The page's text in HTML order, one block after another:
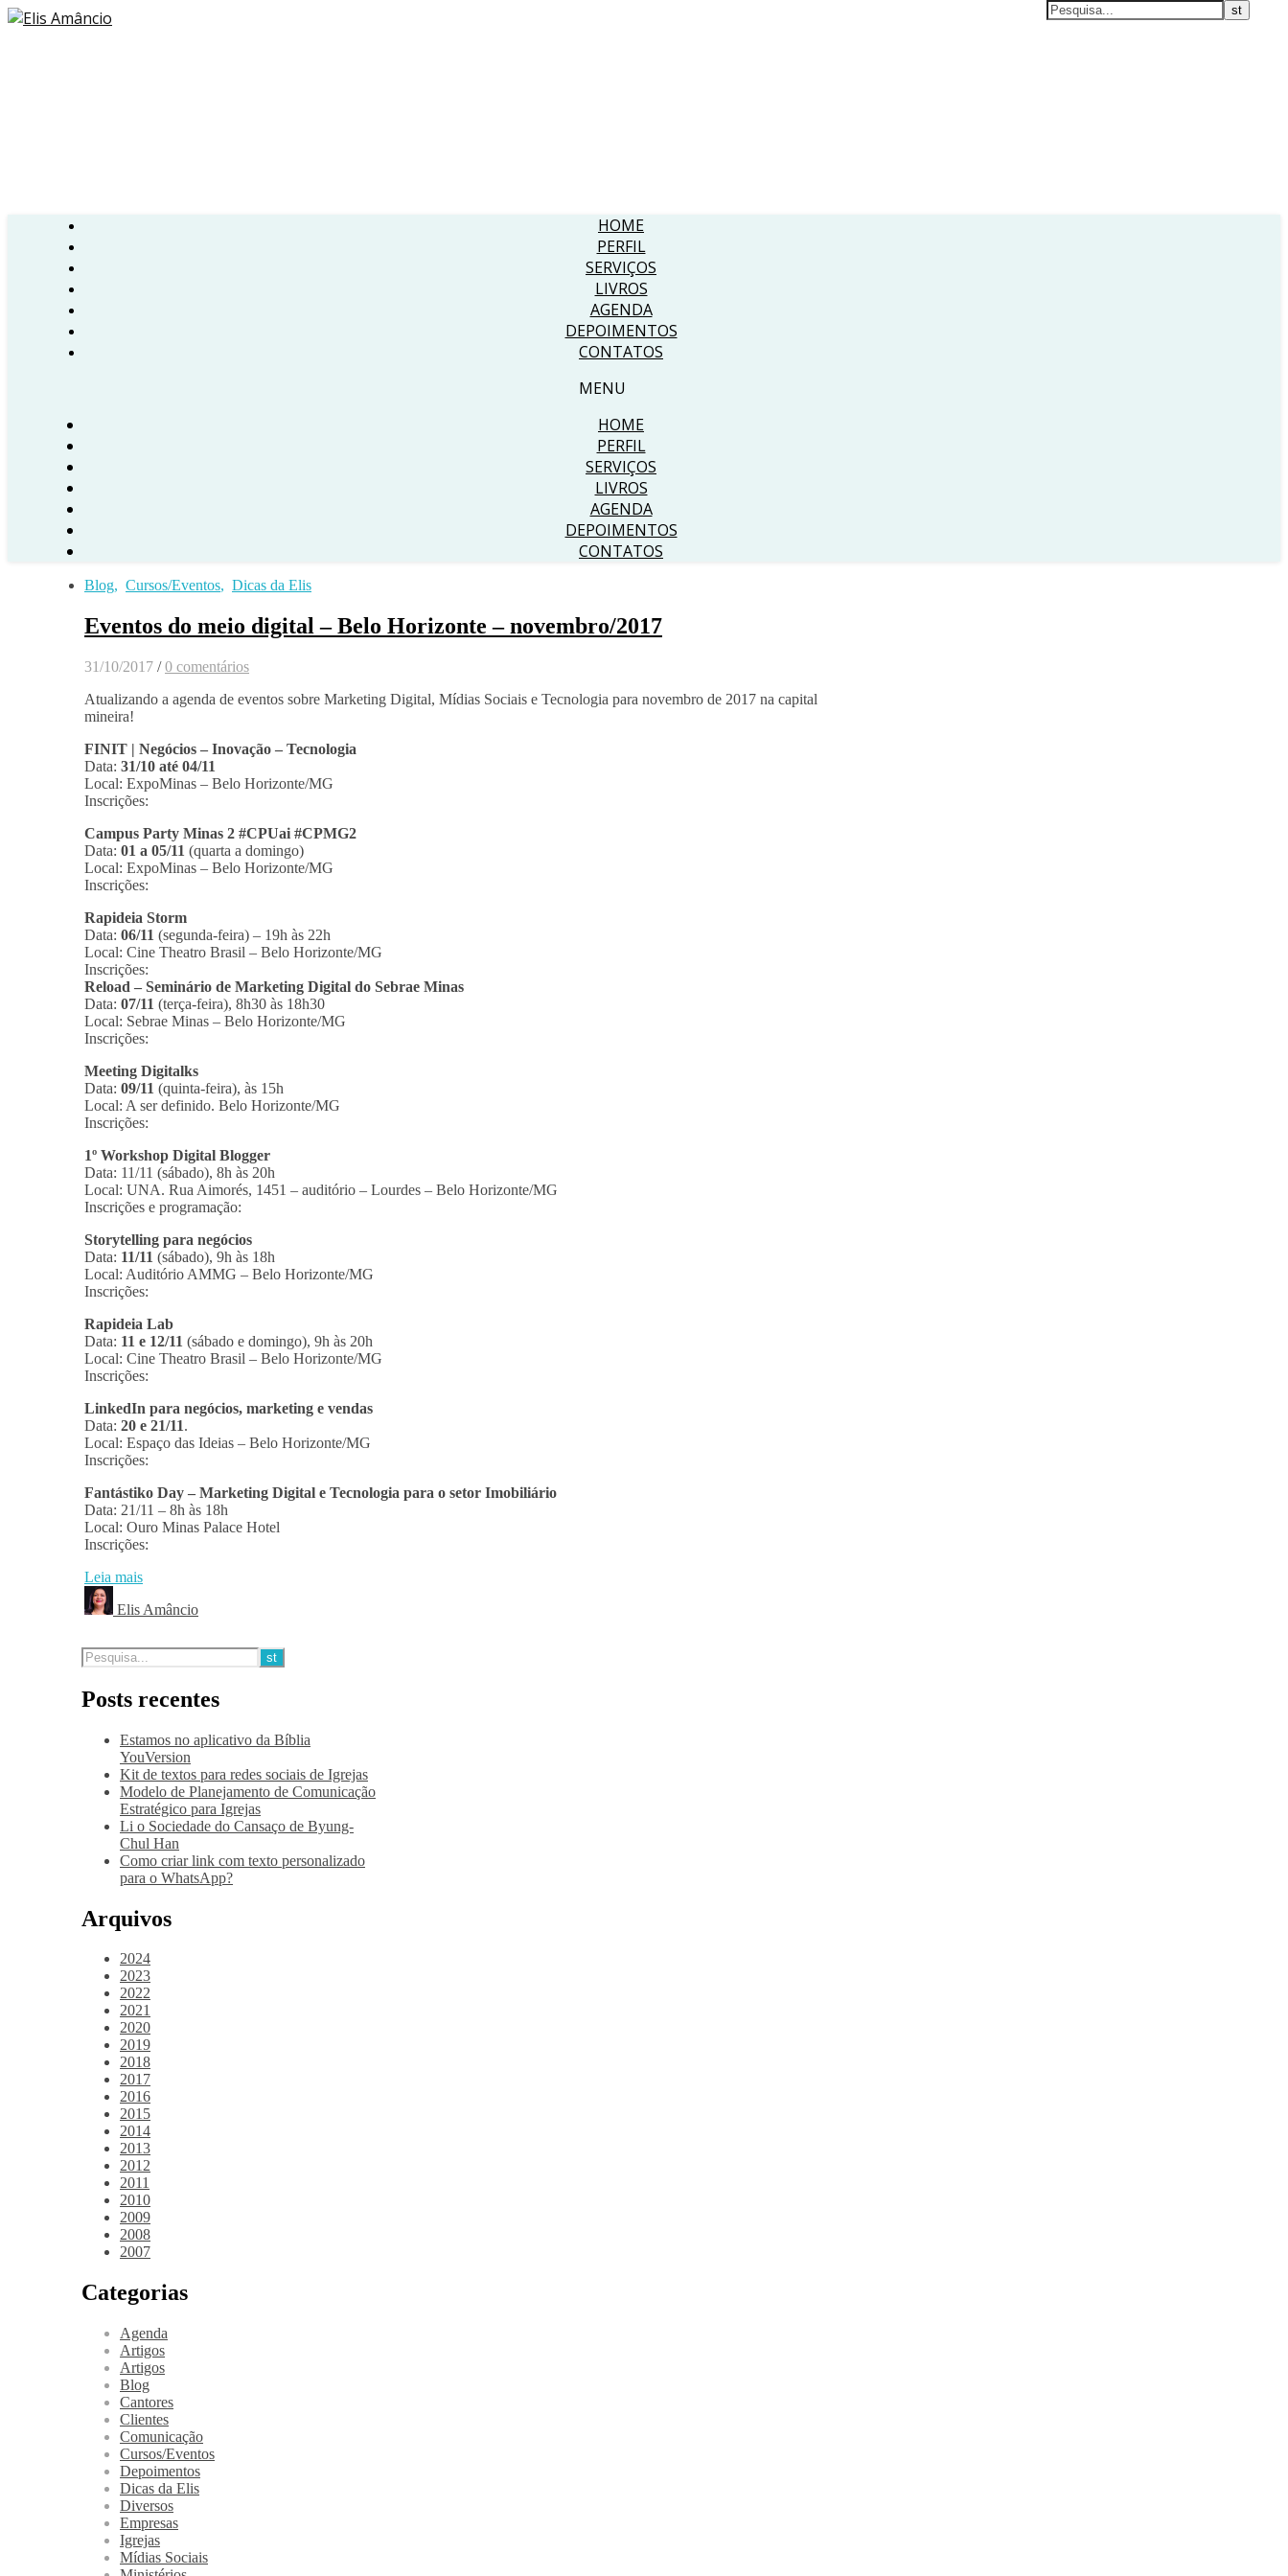
HOME
PERFIL
SERVIÇOS
LIVROS
AGENDA
DEPOIMENTOS
CONTATOS
MENU
HOME
PERFIL
SERVIÇOS
LIVROS
AGENDA
DEPOIMENTOS
CONTATOS
Blog, Cursos/Eventos, Dicas da Elis
Eventos do meio digital – Belo Horizonte – novembro/2017
31/10/2017 / 0 comentários
Atualizando a agenda de eventos sobre Marketing Digital, Mídias Sociais e Tecnologia para novembro de 2017 na capital
mineira!
FINIT | Negócios – Inovação – Tecnologia
Data: 31/10 até 04/11
Local: ExpoMinas – Belo Horizonte/MG
Inscrições:
Campus Party Minas 2 #CPUai #CPMG2
Data: 01 a 05/11 (quarta a domingo)
Local: ExpoMinas – Belo Horizonte/MG
Inscrições:
Rapideia Storm
Data: 06/11 (segunda-feira) – 19h às 22h
Local: Cine Theatro Brasil – Belo Horizonte/MG
Inscrições:
Reload – Seminário de Marketing Digital do Sebrae Minas
Data: 07/11 (terça-feira), 8h30 às 18h30
Local: Sebrae Minas – Belo Horizonte/MG
Inscrições:
Meeting Digitalks
Data: 09/11 (quinta-feira), às 15h
Local: A ser definido. Belo Horizonte/MG
Inscrições:
1º Workshop Digital Blogger
Data: 11/11 (sábado), 8h às 20h
Local: UNA. Rua Aimorés, 1451 – auditório – Lourdes – Belo Horizonte/MG
Inscrições e programação:
Storytelling para negócios
Data: 11/11 (sábado), 9h às 18h
Local: Auditório AMMG – Belo Horizonte/MG
Inscrições:
Rapideia Lab
Data: 11 e 12/11 (sábado e domingo), 9h às 20h
Local: Cine Theatro Brasil – Belo Horizonte/MG
Inscrições:
LinkedIn para negócios, marketing e vendas
Data: 20 e 21/11.
Local: Espaço das Ideias – Belo Horizonte/MG
Inscrições:
Fantástiko Day – Marketing Digital e Tecnologia para o setor Imobiliário
Data: 21/11 – 8h às 18h
Local: Ouro Minas Palace Hotel
Inscrições:
Leia mais
Elis Amâncio
Posts recentes
Estamos no aplicativo da Bíblia
YouVersion
Kit de textos para redes sociais de Igrejas
Modelo de Planejamento de Comunicação
Estratégico para Igrejas
Li o Sociedade do Cansaço de Byung-
Chul Han
Como criar link com texto personalizado
para o WhatsApp?
Arquivos
2024
2023
2022
2021
2020
2019
2018
2017
2016
2015
2014
2013
2012
2011
2010
2009
2008
2007
Categorias
Agenda
Artigos
Artigos
Blog
Cantores
Clientes
Comunicação
Cursos/Eventos
Depoimentos
Dicas da Elis
Diversos
Empresas
Igrejas
Mídias Sociais